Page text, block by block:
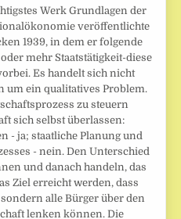
Werk Grundlagen der
veröffentlichte
1939, in dem er folgende
mehr Staatstätigkeit-diese
Es handelt sich nicht
um ein qualitatives Problem.
zu steuern
sich selbst überlassen:
- ja; staatliche Planung und
- nein. Den Unterschied
und danach handeln, das
Ziel erreicht werden, dass
alle Bürger über den
lenken können. Die